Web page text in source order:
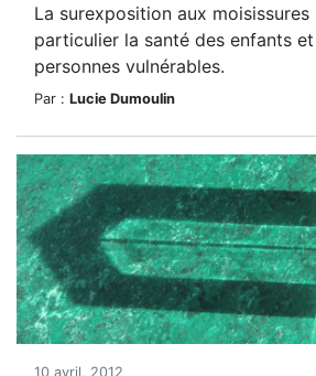
La surexposition aux moisissures
particulier la santé des enfants
personnes vulnérables.
Par : Lucie Dumoulin
10 avril, 2012